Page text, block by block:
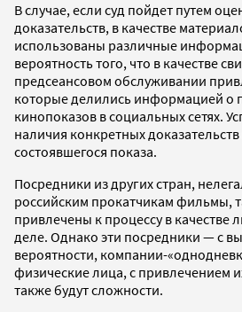
В случае, если суд пойдет путем
доказательств, в качестве
использованы различные
вероятность того, что в качестве
предсеансовом обслуживании
которые делились информацией о
кинопоказов в социальных сетях.
наличия конкретных
состоявшегося показа.
Посредники из других стран,
российским прокатчикам фильмы,
привлечены к процессу в качестве
деле. Однако эти посредники — с
вероятности, компании-
физические лица, с привлечением
также будут сложности.